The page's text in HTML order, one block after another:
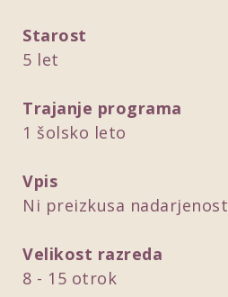
Starost
5 let
Trajanje programa
1 šolsko leto
Vpis
Ni preizkusa
Velikost razreda
8 - 15 otrok